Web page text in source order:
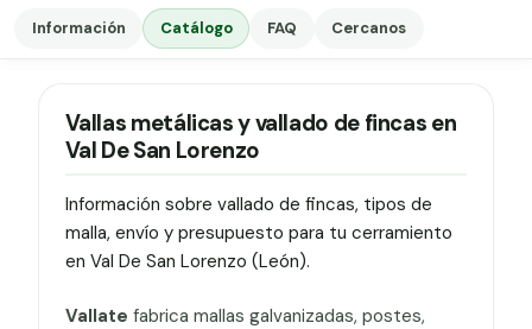
Información Catálogo FAQ Cercanos
Vallas metálicas y vallado de fincas en
Val De San Lorenzo
Información sobre vallado de fincas, tipos de
malla, envío y presupuesto para tu cerramiento
en Val De San Lorenzo (León).
Vallate fabrica mallas galvanizadas, postes,